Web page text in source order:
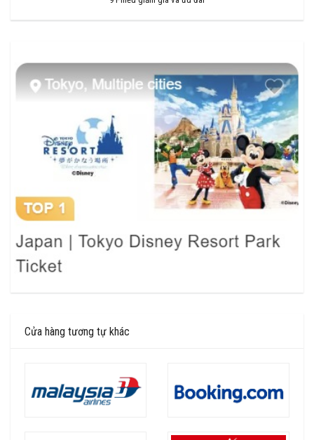
Cửa hàng tương tự khác